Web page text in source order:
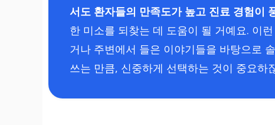
서도 환자들의 만족도가 높고 진료 경험이
한 미소를 되찾는 데 도움이 될 거예요. 이
거나 주변에서 들은 이야기들을 바탕으로
쓰는 만큼, 신중하게 선택하는 것이 중요하